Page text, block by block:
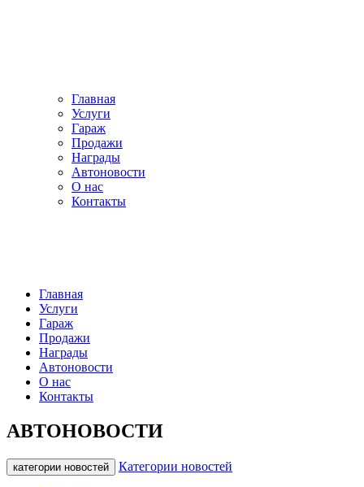
Главная
Услуги
Гараж
Продажи
Награды
Автоновости
О нас
Контакты
Главная
Услуги
Гараж
Продажи
Награды
Автоновости
О нас
Контакты
АВТОНОВОСТИ
категории новостей Категории новостей